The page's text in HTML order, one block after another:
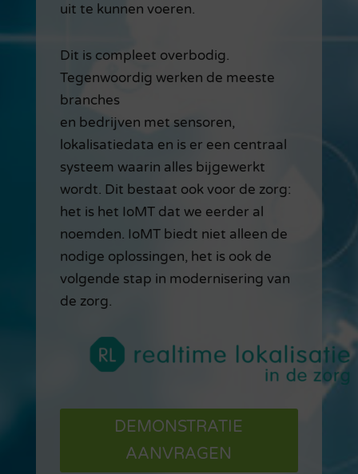
uit te kunnen voeren.
Dit is compleet overbodig.
Tegenwoordig werken de meeste
branches
en bedrijven met sensoren,
lokalisatiedata en is er een centraal
systeem waarin alles bijgewerkt
wordt. Dit bestaat ook voor de zorg:
het is het IoMT dat we eerder al
noemden. IoMT biedt niet alleen de
nodige oplossingen, het is ook de
volgende stap in modernisering van
de zorg.
DEMONSTRATIE
AANVRAGEN